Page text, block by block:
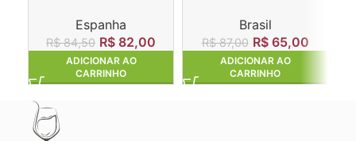
Rosado
Espanha
R$84,50 R$ 82,00
ADICIONAR AO
CARRINHO
Brasil
R$87,00 R$65,00
ADICIONAR AO
CARRINHO